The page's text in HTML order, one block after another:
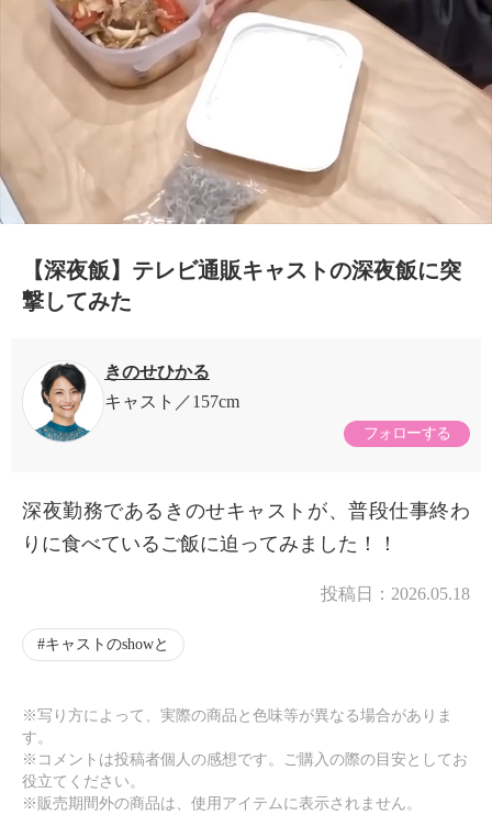
【深夜飯】テレビ通販キャストの深夜飯に突
撃してみた
きのせひかる
キャスト
157cm
フォローする
深夜勤務であるきのせキャストが、普段仕事終わ
りに食べているご飯に迫ってみました！！
投稿日： 2026.05.18
キャストのshowと
※写り方によって、実際の商品と色味等が異なる場合がありま
す。
※コメントは投稿者個人の感想です。ご購入の際の目安としてお
役立てください。
※販売期間外の商品は、使用アイテムに表示されません。